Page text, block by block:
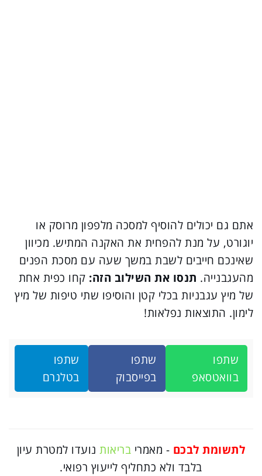
אתם גם יכולים להוסיף למסכה מלפפון מרוסק או
יוגורט, על מנת להפחית את האקנה המתיש. מכיוון
שאינכם חייבים לשבת במשך שעה עם מסכת הפנים
מהעגבנייה. תנסו את השילוב הזה: קחו כפית אחת
של מיץ עגבניות בכלי קטן והוסיפו שתי טיפות של מיץ
לימון. התוצאות נפלאות!
שתפו
בוואטסאפ
שתפו
בפייסבוק
שתפו
בטלגרם
לתשומת לבכם - מאמרי בריאותנועדו למטרת עיון
בלבד ולא כתחליף לייעוץ רפואי.